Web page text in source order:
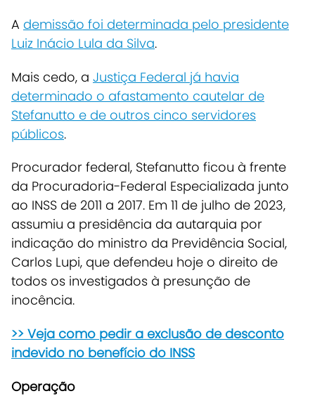
A demissão foi determinada pelo presidente
Luiz Inácio Lula da Silva.
Mais cedo, a Justiça Federal já havia
determinado o afastamento cautelar de
Stefanutto e de outros cinco servidores
públicos.
Procurador federal, Stefanutto ficou à frente
da Procuradoria-Federal Especializada junto
ao INSS de 2011 a 2017. Em 11 de julho de 2023,
assumiu a presidência da autarquia por
indicação do ministro da Previdência Social,
Carlos Lupi, que defendeu hoje o direito de
todos os investigados à presunção de
inocência.
>> Veja como pedir a exclusão de desconto
indevido no benefício do INSS
Operação